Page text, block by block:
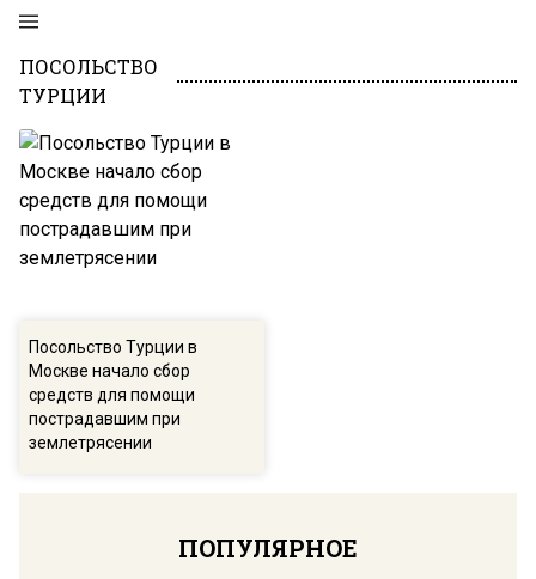
ПОСОЛЬСТВО
ТУРЦИИ
Посольство Турции в
Москве начало сбор
средств для помощи
пострадавшим при
землетрясении
ПОПУЛЯРНОЕ